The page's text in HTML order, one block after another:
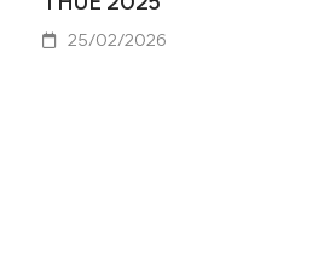
25/02/2026